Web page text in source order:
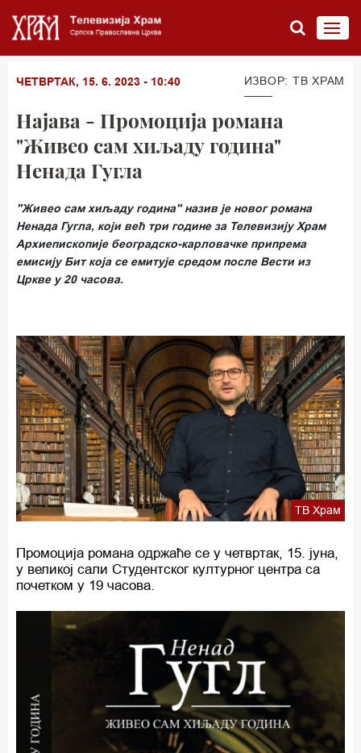
ЧЕТВРТАК, 15. 6. 2023 - 10:40 ИЗВОР: TВ ХРАМ
Најава - Промоција романа
"Живео сам хиљаду година"
Ненада Гугла
"Живео сам хиљаду година" назив је новог романа
Ненада Гугла, који већ три године за Телевизију Храм
Архиепископије београдско-карловачке припрема
емисију Бит која се емитује средом после Вести из
Цркве у 20 часова.
ТВ Храм
Промоција романа одржаће се у четвртак, 15. јуна,
у великој сали Студентског културног центра са
почетком у 19 часова.